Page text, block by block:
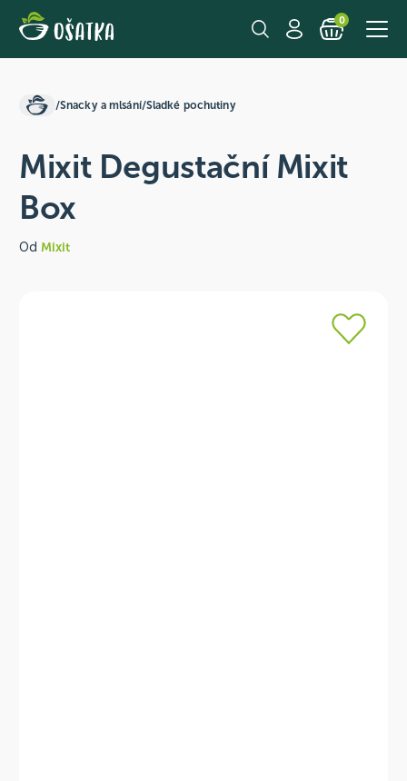
0
/Snacky a mlsání/Sladké pochutiny
Mixit Degustační Mixit
Box
Od Mixit